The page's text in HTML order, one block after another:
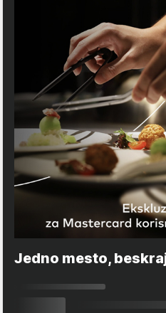
Jedno mesto,